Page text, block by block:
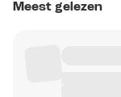
Meest gelezen